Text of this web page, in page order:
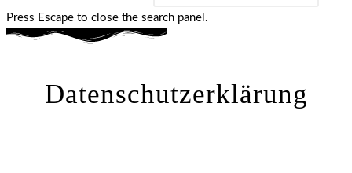
Press Escape to close the search panel.
Datenschutzerklärung